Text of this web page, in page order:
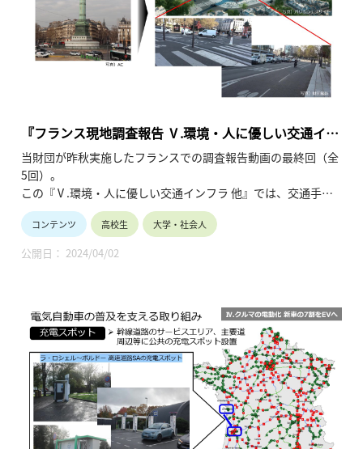
『フランス現地調査報告 Ⅴ.環境・人に優しい交通イン
フラ 他』
当財団が昨秋実施したフランスでの調査報告動画の最終回（全
5回）。
この『Ⅴ.環境・人に優しい交通インフラ 他』では、交通手段
の中心を従来のクルマから、徒歩や自転車・キックボード等環
境を優先した移動手段へと移行させるためのインフラ整備の事
例（「ラウンドアバウト」の廃止、新鉄道網の建設 他）を紹介
しています。（令和6年3月公開、9分17秒）
コンテンツ 高校生 大学・社会人
公開日： 2024/04/02